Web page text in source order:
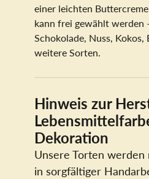
einer leichten
kann frei gewählt werden
Schokolade, Nuss, Kokos,
weitere Sorten.
Hinweis zur
Dekoration
Unsere Torten werden
in sorgfältiger